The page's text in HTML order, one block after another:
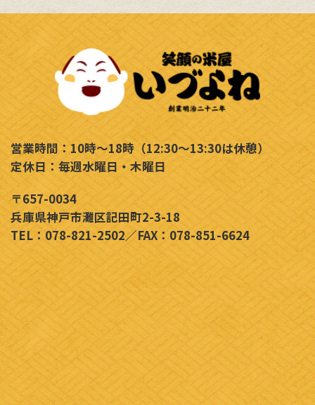
営業時間：10時～18時（12:30～13:30は休憩）
定休日：毎週水曜日・木曜日
〒657-0034
兵庫県神戸市灘区記田町2-3-18
TEL：078-821-2502／FAX：078-851-6624